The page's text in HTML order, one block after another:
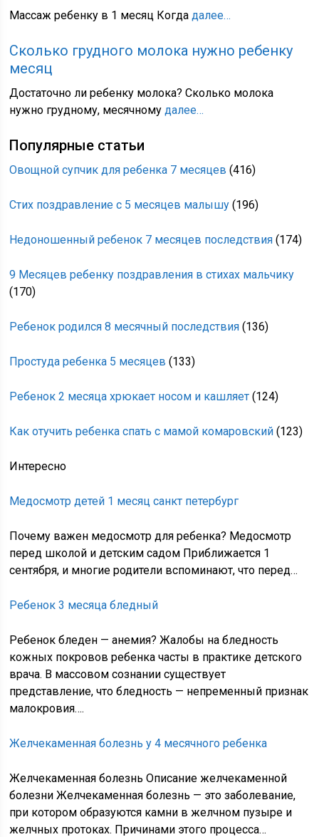
Массаж ребенку в 1 месяц Когдадалее…
Сколько грудного молока нужно ребенку
месяц
Достаточно ли ребенку молока? Сколько молока
нужно грудному, месячномудалее…
Популярные статьи
Овощной супчик для ребенка 7 месяцев (416)
Стих поздравление с 5 месяцев малышу (196)
Недоношенный ребенок 7 месяцев последствия (174)
9 Месяцев ребенку поздравления в стихах мальчику
(170)
Ребенок родился 8 месячный последствия (136)
Простуда ребенка 5 месяцев (133)
Ребенок 2 месяца хрюкает носом и кашляет (124)
Как отучить ребенка спать с мамой комаровский (123)
Интересно
Медосмотр детей 1 месяц санкт петербург
Почему важен медосмотр для ребенка? Медосмотр
перед школой и детским садом Приближается 1
сентября, и многие родители вспоминают, что перед…
Ребенок 3 месяца бледный
Ребенок бледен — анемия? Жалобы на бледность
кожных покровов ребенка часты в практике детского
врача. В массовом сознании существует
представление, что бледность — непременный признак
малокровия….
Желчекаменная болезнь у 4 месячного ребенка
Желчекаменная болезнь Описание желчекаменной
болезни Желчекаменная болезнь — это заболевание,
при котором образуются камни в желчном пузыре и
желчных протоках. Причинами этого процесса…